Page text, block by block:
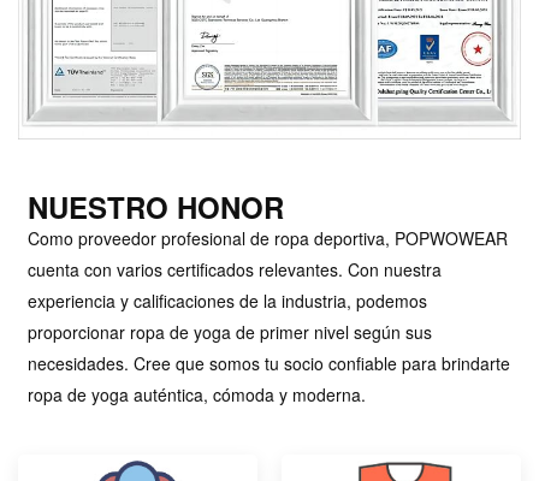
NUESTRO HONOR
Como proveedor profesional de ropa deportiva, POPWOWEAR
cuenta con varios certificados relevantes. Con nuestra
experiencia y calificaciones de la industria, podemos
proporcionar ropa de yoga de primer nivel según sus
necesidades. Cree que somos tu socio confiable para brindarte
ropa de yoga auténtica, cómoda y moderna.